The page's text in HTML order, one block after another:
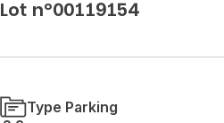
Lot n°00119154
Type Parking